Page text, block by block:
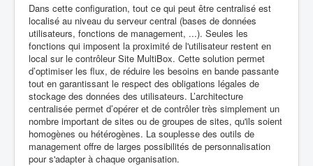
Dans cette configuration, tout ce qui peut être centralisé est
localisé au niveau du serveur central (bases de données
utilisateurs, fonctions de management, ...). Seules les
fonctions qui imposent la proximité de l'utilisateur restent en
local sur le contrôleur Site MultiBox. Cette solution permet
d’optimiser les flux, de réduire les besoins en bande passante
tout en garantissant le respect des obligations légales de
stockage des données des utilisateurs. L’architecture
centralisée permet d’opérer et de contrôler très simplement un
nombre important de sites ou de groupes de sites, qu'ils soient
homogènes ou hétérogènes. La souplesse des outils de
management offre de larges possibilités de personnalisation
pour s'adapter à chaque organisation.